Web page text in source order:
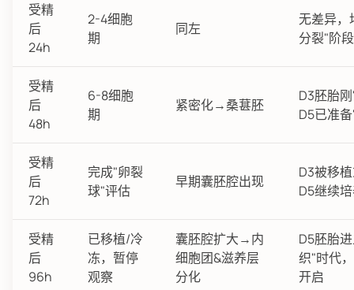
受精
后
24h
2-4细胞
期
同左
无差异，
分裂"阶段
受精
后
48h
6-8细胞
期
紧密化→桑葚胚
D3胚胎
D5已准
受精
后
72h
完成"卵裂
球"评估
早期囊胚腔出现
D3被移
D5继续
受精
后
96h
已移植/冷
冻，暂停
观察
囊胚腔扩大→内
细胞团&滋养层
分化
D5胚胎
织"时代
开启